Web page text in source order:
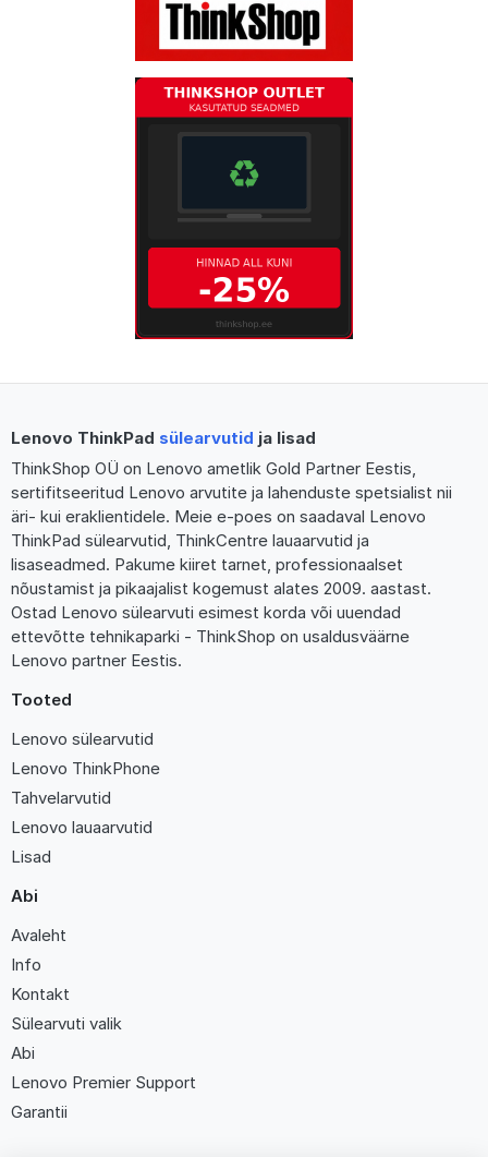
Lenovo ThinkPad sülearvutid ja lisad
ThinkShop OÜ on Lenovo ametlik Gold Partner Eestis,
sertifitseeritud Lenovo arvutite ja lahenduste spetsialist nii
äri- kui eraklientidele. Meie e-poes on saadaval Lenovo
ThinkPad sülearvutid, ThinkCentre lauaarvutid ja
lisaseadmed. Pakume kiiret tarnet, professionaalset
nõustamist ja pikaajalist kogemust alates 2009. aastast.
Ostad Lenovo sülearvuti esimest korda või uuendad
ettevõtte tehnikaparki - ThinkShop on usaldusväärne
Lenovo partner Eestis.
Tooted
Lenovo sülearvutid
Lenovo ThinkPhone
Tahvelarvutid
Lenovo lauaarvutid
Lisad
Abi
Avaleht
Info
Kontakt
Sülearvuti valik
Abi
Lenovo Premier Support
Garantii